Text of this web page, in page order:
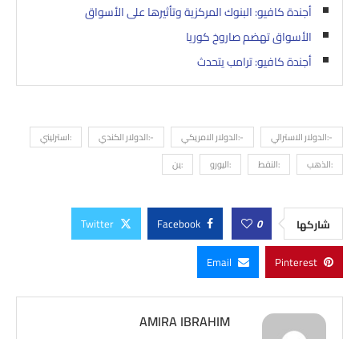
أجندة كافيو: البنوك المركزية وتأثيرها على الأسواق
الأسواق تهضم صاروخ كوريا
أجندة كافيو: ترامب يتحدث
-:الدولار الاسترالي -:الدولار الامريكي -:الدولار الكندي
:استرليني
:الذهب
:النفط :اليورو :ين
شاركها 0
Facebook
Twitter
Pinterest
Email
AMIRA IBRAHIM